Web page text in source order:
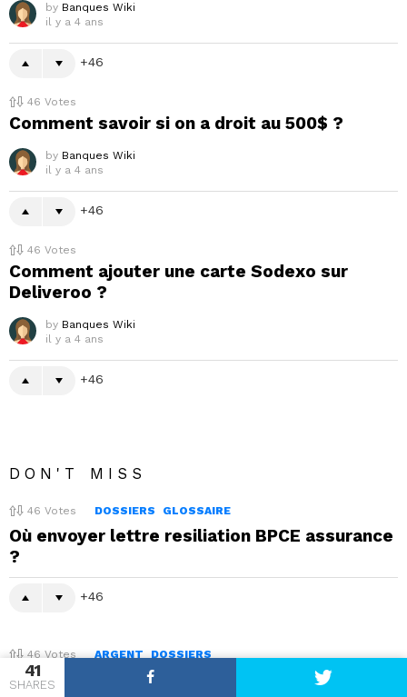
41
SHARES
by Banques Wiki
il y a 4 ans
46
46 Votes
Comment savoir si on a droit au 500$ ?
by Banques Wiki
il y a 4 ans
46
46 Votes
Comment ajouter une carte Sodexo sur
Deliveroo ?
by Banques Wiki
il y a 4 ans
46
DON'T MISS
46 Votes DOSSIERS GLOSSAIRE
Où envoyer lettre resiliation BPCE assurance
?
46
46 Votes ARGENT DOSSIERS
Est-ce que le notaire peut faire le divorce ?